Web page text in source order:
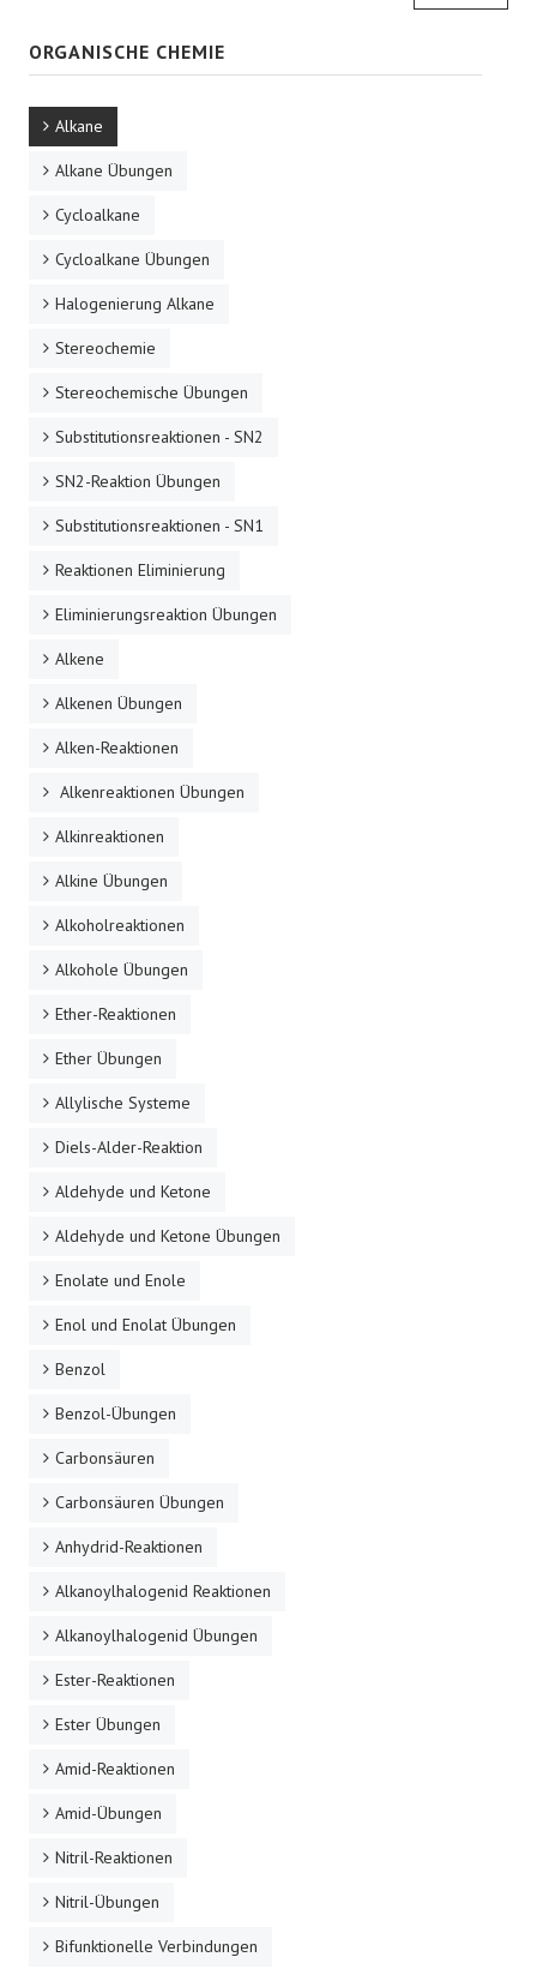
ORGANISCHE CHEMIE
Alkane
Alkane Übungen
Cycloalkane
Cycloalkane Übungen
Halogenierung Alkane
Stereochemie
Stereochemische Übungen
Substitutionsreaktionen - SN2
SN2-Reaktion Übungen
Substitutionsreaktionen - SN1
Reaktionen Eliminierung
Eliminierungsreaktion Übungen
Alkene
Alkenen Übungen
Alken-Reaktionen
Alkenreaktionen Übungen
Alkinreaktionen
Alkine Übungen
Alkoholreaktionen
Alkohole Übungen
Ether-Reaktionen
Ether Übungen
Allylische Systeme
Diels-Alder-Reaktion
Aldehyde und Ketone
Aldehyde und Ketone Übungen
Enolate und Enole
Enol und Enolat Übungen
Benzol
Benzol-Übungen
Carbonsäuren
Carbonsäuren Übungen
Anhydrid-Reaktionen
Alkanoylhalogenid Reaktionen
Alkanoylhalogenid Übungen
Ester-Reaktionen
Ester Übungen
Amid-Reaktionen
Amid-Übungen
Nitril-Reaktionen
Nitril-Übungen
Bifunktionelle Verbindungen